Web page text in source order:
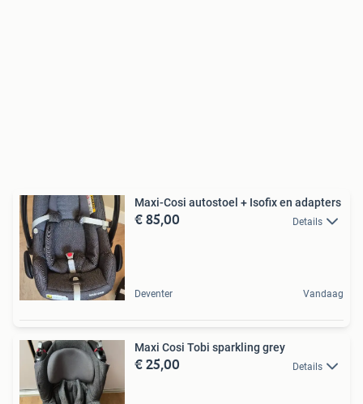
Maxi-Cosi autostoel + Isofix en adapters
€ 85,00 Details
Deventer Vandaag
Maxi Cosi Tobi sparkling grey
€ 25,00 Details